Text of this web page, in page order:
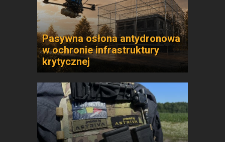
Pasywna osłona antydronowa
w ochronie infrastruktury
krytycznej